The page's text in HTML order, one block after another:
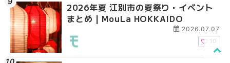
2026年夏 江別市の夏祭り・イベント
まとめ | MouLa HOKKAIDO
2026.07.07
10
2026年夏 札幌市中央
ベントまとめ |
【新千歳空港】新カー
業。「SUPER
ーパーラウンジアネッ
介！！ | MouLa